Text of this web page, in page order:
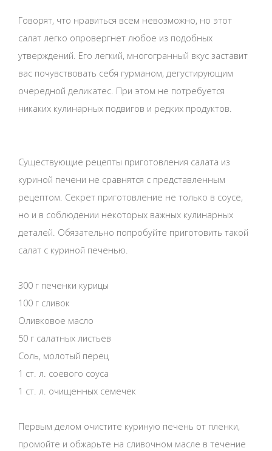
Говорят, что нравиться всем невозможно, но этот
салат легко опровергнет любое из подобных
утверждений. Его легкий, многогранный вкус заставит
вас почувствовать себя гурманом, дегустирующим
очередной деликатес. При этом не потребуется
никаких кулинарных подвигов и редких продуктов.
Существующие рецепты приготовления салата из
куриной печени не сравнятся с представленным
рецептом. Секрет приготовление не только в соусе,
но и в соблюдении некоторых важных кулинарных
деталей. Обязательно попробуйте приготовить такой
салат с куриной печенью.
300 г печенки курицы
100 г сливок
Оливковое масло
50 г салатных листьев
Соль, молотый перец
1 ст. л. соевого соуса
1 ст. л. очищенных семечек
Первым делом очистите куриную печень от пленки,
промойте и обжарьте на сливочном масле в течение